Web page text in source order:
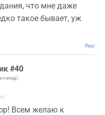
что мне даже
такое бывает, уж
#40
назад)
Всем желаю к